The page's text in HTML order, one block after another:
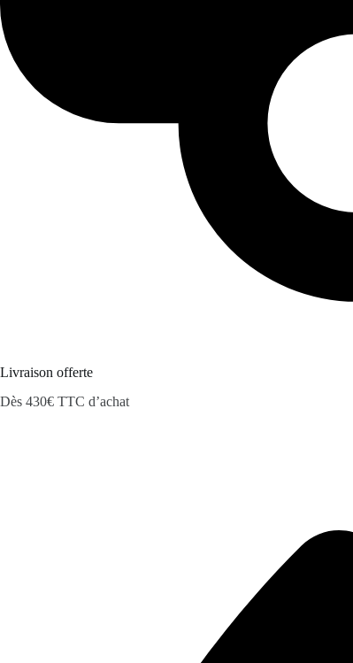
Livraison offerte
Dès 430€ TTC d’achat